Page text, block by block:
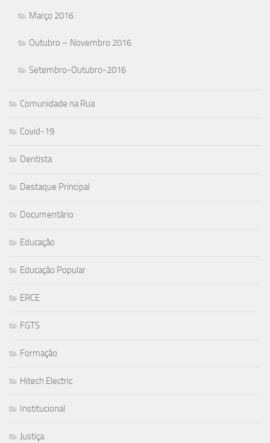
Março 2016
Outubro – Novembro 2016
Setembro-Outubro-2016
Comunidade na Rua
Covid-19
Dentista
Destaque Principal
Documentário
Educação
Educação Popular
ERCE
FGTS
Formação
Hitech Electric
Institucional
Justiça